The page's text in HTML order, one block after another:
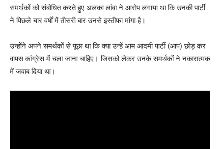
समर्थकों को संबोधित करते हुए अलका लांबा ने आरोप लगाया था कि उनकी पार्टी
ने पिछले चार वर्षों में तीसरी बार उनसे इस्तीफा मांगा है।
उन्होंने अपने समर्थकों से पूछा था कि क्या उन्हें आम आदमी पार्टी (आप) छोड़ कर
वापस कांग्रेस में चला जाना चाहिए। जिसको लेकर उनके समर्थकों ने नकारात्मक
में जवाब दिया था।